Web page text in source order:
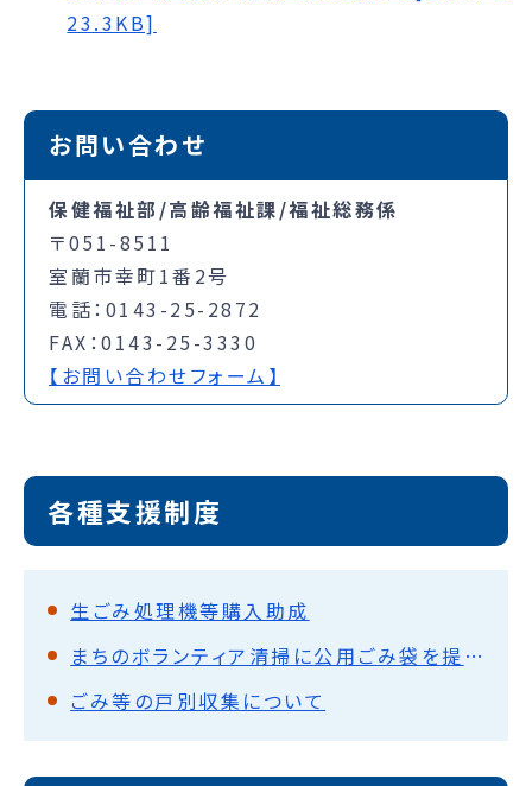
23.3KB]
お問い合わせ
保健福祉部/高齢福祉課/福祉総務係
〒051-8511
室蘭市幸町1番2号
電話：0143-25-2872
FAX：0143-25-3330
【お問い合わせフォーム】
各種支援制度
生ごみ処理機等購入助成
まちのボランティア清掃に公用ごみ袋を提供します
ごみ等の戸別収集について